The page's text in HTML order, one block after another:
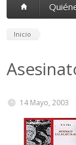
Inicio
14 Mayo, 2003